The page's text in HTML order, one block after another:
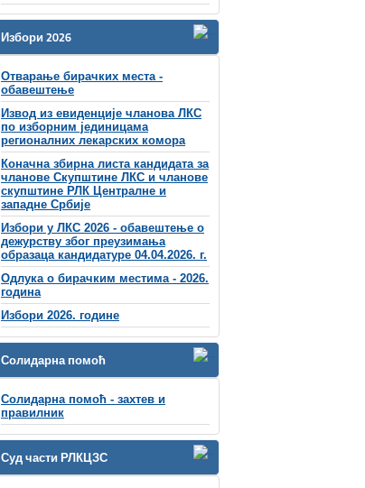
Избори 2026
Отварање бирачких места -
обавештење
Извод из евиденције чланова ЛКС
по изборним јединицама
регионалних лекарских комора
Коначна збирна листа кандидата за
чланове Скупштине ЛКС и чланове
скупштинe РЛК Централне и
западне Србије
Избори у ЛКС 2026 - обавештење о
дежурству због преузимања
образаца кандидатуре 04.04.2026. г.
Одлука о бирачким местима - 2026.
година
Избори 2026. године
Солидарна помоћ
Солидарна помоћ - захтев и
правилник
Суд части РЛКЦЗС